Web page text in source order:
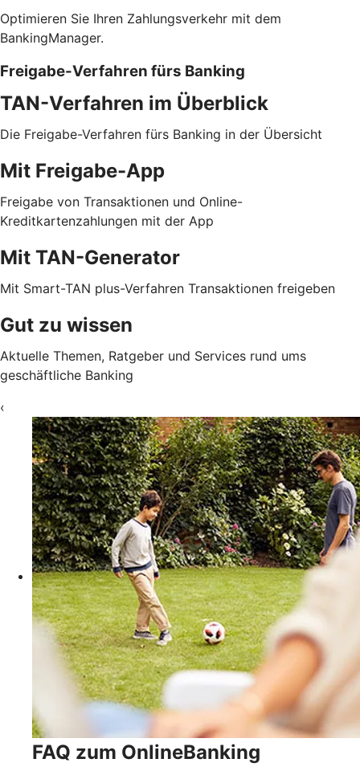
Optimieren Sie Ihren Zahlungsverkehr mit dem
BankingManager.
Freigabe-Verfahren fürs Banking
TAN-Verfahren im Überblick
Die Freigabe-Verfahren fürs Banking in der Übersicht
Mit Freigabe-App
Freigabe von Transaktionen und Online-
Kreditkartenzahlungen mit der App
Mit TAN-Generator
Mit Smart-TAN plus-Verfahren Transaktionen freigeben
Gut zu wissen
Aktuelle Themen, Ratgeber und Services rund ums
geschäftliche Banking
‹
FAQ zum OnlineBanking